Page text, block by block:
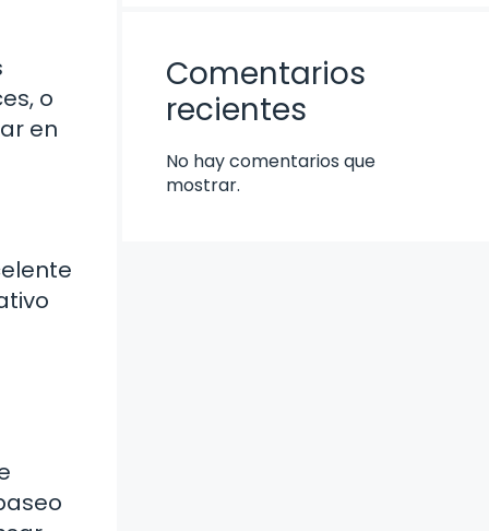
o
en
Comentarios
recientes
No hay comentarios que
mostrar.